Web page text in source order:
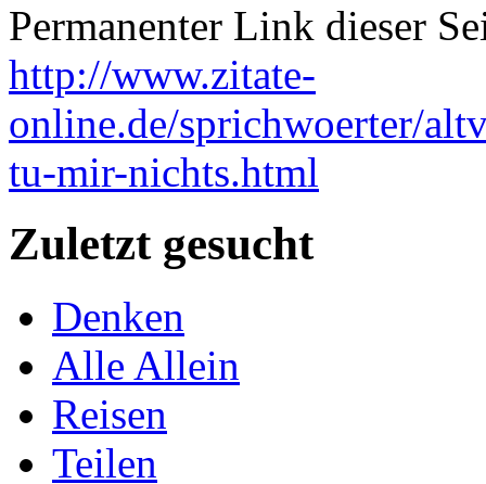
Permanenter Link dieser
http://www.zitate-
online.de/sprichwoerter/
tu-mir-nichts.html
Zuletzt gesucht
Denken
Alle Allein
Reisen
Teilen